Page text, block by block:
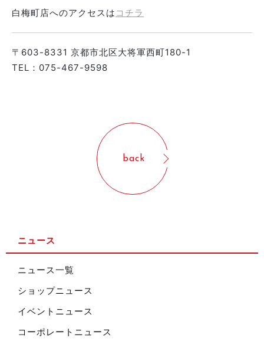
白梅町店へのアクセスは コチラ
〒603-8331 京都市北区⼤将軍⻄町180-1
TEL：075-467-9598
back
ニュース
ニュース一覧
ショップニュース
イベントニュース
コーポレートニュース